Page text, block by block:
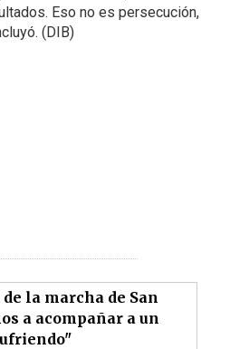
Eso no es persecución,
(DIB)
la marcha de San
a acompañar a un